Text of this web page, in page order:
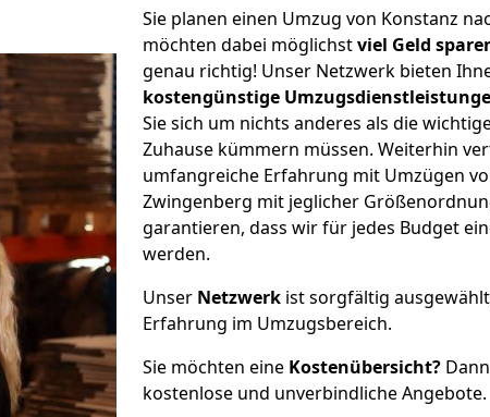
Sie planen einen Umzug von Konstanz
möchten dabei möglichstviel Geld
genau richtig! Unser Netzwerk bieten
kostengünstige
Sie sich um nichts anderes als die
Zuhause kümmern müssen. Weiterhin
umfangreiche Erfahrung mit Umzügen
Zwingenberg mit jeglicher
garantieren, dass wir für jedes Budget
werden.
Unser Netzwerk ist sorgfältig
Erfahrung im Umzugsbereich.
Sie möchten eine Kostenübersicht?
kostenlose und unverbindliche Angebote.